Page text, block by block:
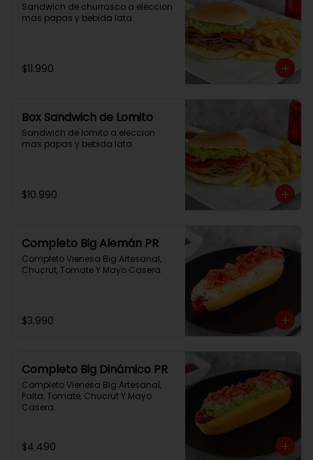
Sandwich de churrasco a eleccion
mas papas y bebida lata
$11.990
Box Sandwich de Lomito
Sandwich de lomito a eleccion
mas papas y bebida lata
$10.990
Completo Big Alemán PR
Completo Vienesa Big Artesanal,
Chucrut, Tomate Y Mayo Casera.
$3.990
Completo Big Dinámico PR
Completo Vienesa Big Artesanal,
Palta, Tomate, Chucrut Y Mayo
Casera.
$4.490